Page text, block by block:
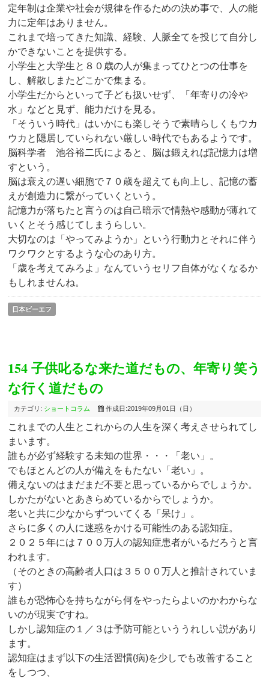
定年制は企業や社会が規律を作るための決め事で、人の能
力に定年はありません。
これまで培ってきた知識、経験、人脈全てを投じて自分し
かできないことを提供する。
小学生と大学生と８０歳の人が集まってひとつの仕事を
し、解散しまたどこかで集まる。
小学生だからといって子ども扱いせず、「年寄りの冷や
水」などと見ず、能力だけを見る。
「そういう時代」はいかにも楽しそうで素晴らしくもウカ
ウカと隠居していられない厳しい時代でもあるようです。
脳科学者 池谷裕二氏によると、脳は鍛えれば記憶力は増
すという。
脳は衰えの遅い細胞で７０歳を超えても向上し、記憶の蓄
えが創造力に繋がっていくという。
記憶力が落ちたと言うのは自己暗示で情熱や感動が薄れて
いくとそう感じてしまうらしい。
大切なのは「やってみようか」という行動力とそれに伴う
ワクワクとするような心のあり方。
「歳を考えてみろよ」なんていうセリフ自体がなくなるか
もしれませんね。
日本ビーエフ
154 子供叱るな来た道だもの、年寄り笑う
な行く道だもの
カテゴリ: ショートコラム 作成日:2019年09月01日（日）
これまでの人生とこれからの人生を深く考えさせられてし
まいます。
誰もが必ず経験する未知の世界・・・「老い」。
でもほとんどの人が備えをもたない「老い」。
備えないのはまだまだ不要と思っているからでしょうか。
しかたがないとあきらめているからでしょうか。
老いと共に少なからずついてくる「呆け」。
さらに多くの人に迷惑をかける可能性のある認知症。
２０２５年には７００万人の認知症患者がいるだろうと言
われます。
（そのときの高齢者人口は３５００万人と推計されていま
す）
誰もが恐怖心を持ちながら何をやったらよいのかわからな
いのが現実ですね。
しかし認知症の１／３は予防可能といううれしい説があり
ます。
認知症はまず以下の生活習慣(病)を少しでも改善すること
をしつつ、